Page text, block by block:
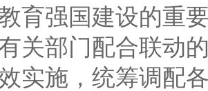
育强国建设的重
关部门配合联动
实施，统筹调配